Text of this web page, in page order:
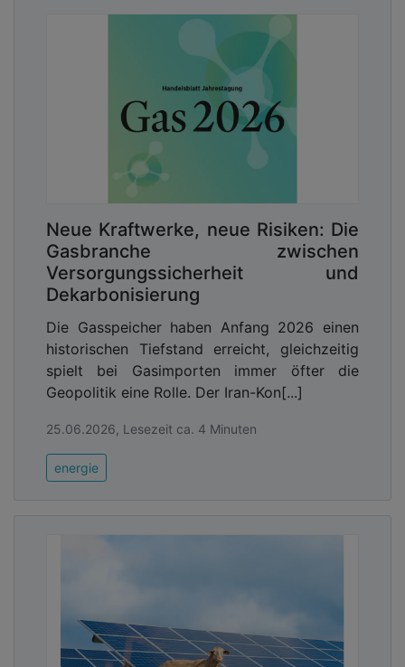
Neue Kraftwerke, neue Risiken: Die
Gasbranche zwischen
Versorgungssicherheit und
Dekarbonisierung
Die Gasspeicher haben Anfang 2026 einen
historischen Tiefstand erreicht, gleichzeitig
spielt bei Gasimporten immer öfter die
Geopolitik eine Rolle. Der Iran-Kon[...]
25.06.2026, Lesezeit ca. 4 Minuten
energie